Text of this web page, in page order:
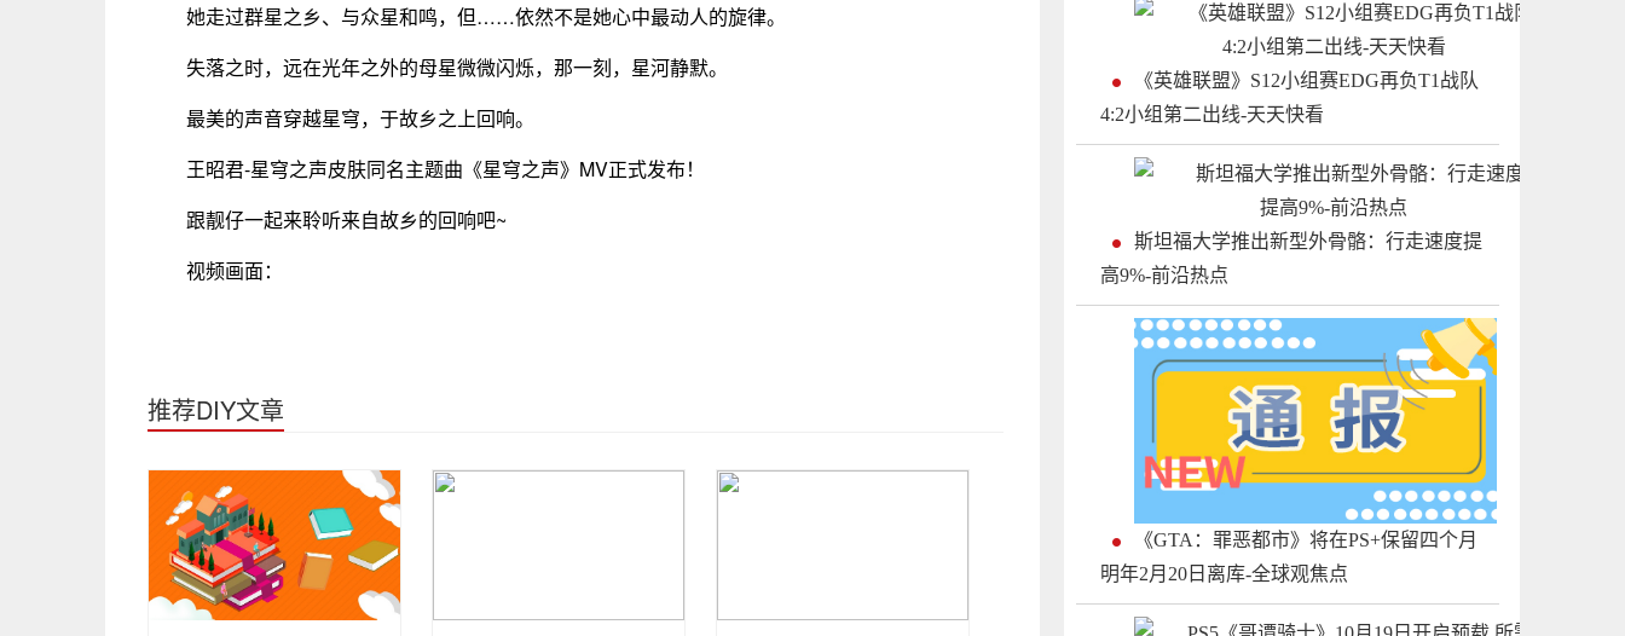
她走过群星之乡、与众星和鸣，但……依然不是她心中最动人的旋律。
失落之时，远在光年之外的母星微微闪烁，那一刻，星河静默。
最美的声音穿越星穹，于故乡之上回响。
王昭君-星穹之声皮肤同名主题曲《星穹之声》MV正式发布！
跟靓仔一起来聆听来自故乡的回响吧~
视频画面：
推荐DIY文章
《英雄联盟》S12小组赛EDG再负T1战队
4:2小组第二出线-天天快看
斯坦福大学推出新型外骨骼：行走速度提
高9%-前沿热点
《GTA：罪恶都市》将在PS+保留四个月
明年2月20日离库-全球观焦点